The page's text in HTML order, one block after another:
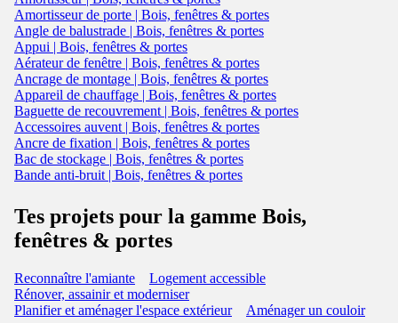
Amortisseur de porte | Bois, fenêtres & portes
Angle de balustrade | Bois, fenêtres & portes
Appui | Bois, fenêtres & portes
Aérateur de fenêtre | Bois, fenêtres & portes
Ancrage de montage | Bois, fenêtres & portes
Appareil de chauffage | Bois, fenêtres & portes
Baguette de recouvrement | Bois, fenêtres & portes
Accessoires auvent | Bois, fenêtres & portes
Ancre de fixation | Bois, fenêtres & portes
Bac de stockage | Bois, fenêtres & portes
Bande anti-bruit | Bois, fenêtres & portes
Tes projets pour la gamme Bois,
fenêtres & portes
Reconnaître l'amiante
Logement accessible
Rénover, assainir et moderniser
Planifier et aménager l'espace extérieur
Aménager un couloir